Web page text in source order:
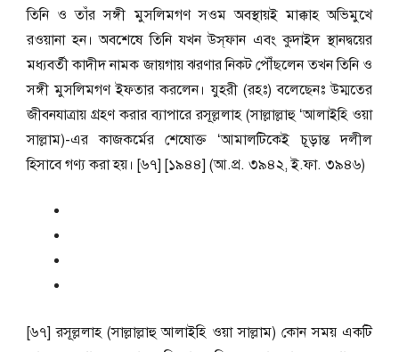
তিনি ও তাঁর সঙ্গী মুসলিমগণ সওম অবস্থায়ই মাক্কাহ অভিমুখে
রওয়ানা হন। অবশেষে তিনি যখন উস্‌ফান এবং কুদাইদ স্থানদ্বয়ের
মধ্যবর্তী কাদীদ নামক জায়গায় ঝরণার নিকট পৌঁছলেন তখন তিনি ও
সঙ্গী মুসলিমগণ ইফতার করলেন। যুহরী (রহঃ) বলেছেনঃ উম্মতের
জীবনযাত্রায় গ্রহণ করার ব্যাপারে রসূল্ললাহ (সাল্লাল্লাহু ‘আলাইহি ওয়া
সাল্লাম)-এর কাজকর্মের শেষোক্ত ‘আমালটিকেই চূড়ান্ত দলীল
হিসাবে গণ্য করা হয়। [৬৭] [১৯৪৪] (আ.প্র. ৩৯৪২, ই.ফা. ৩৯৪৬)
[৬৭] রসূল্ললাহ (সাল্লাল্লাহু আলাইহি ওয়া সাল্লাম) কোন সময় একটি